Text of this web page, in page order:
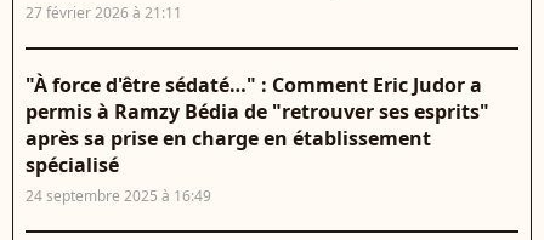
27 février 2026 à 21:11
"À force d'être sédaté…" : Comment Eric Judor a
permis à Ramzy Bédia de "retrouver ses esprits"
après sa prise en charge en établissement
spécialisé
24 septembre 2025 à 16:49